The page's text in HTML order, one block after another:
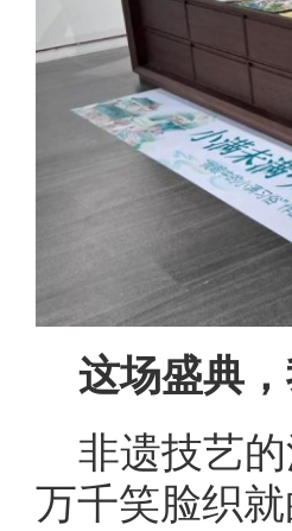
这场盛典，
非遗技艺
万千笑脸织